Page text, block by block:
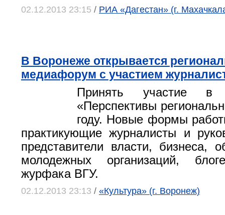
02.12.2013 23:15 / РИА «Дагестан» (г.
В Воронеже открывается
медиафорум с участием
Принять участие в
«Перспективы
году. Новые формы
практикующие журналисты и
представители власти, бизнеса,
молодежных организаций,
журфака ВГУ.
02.12.2013 23:13 / «Культура» (г. Воронеж)